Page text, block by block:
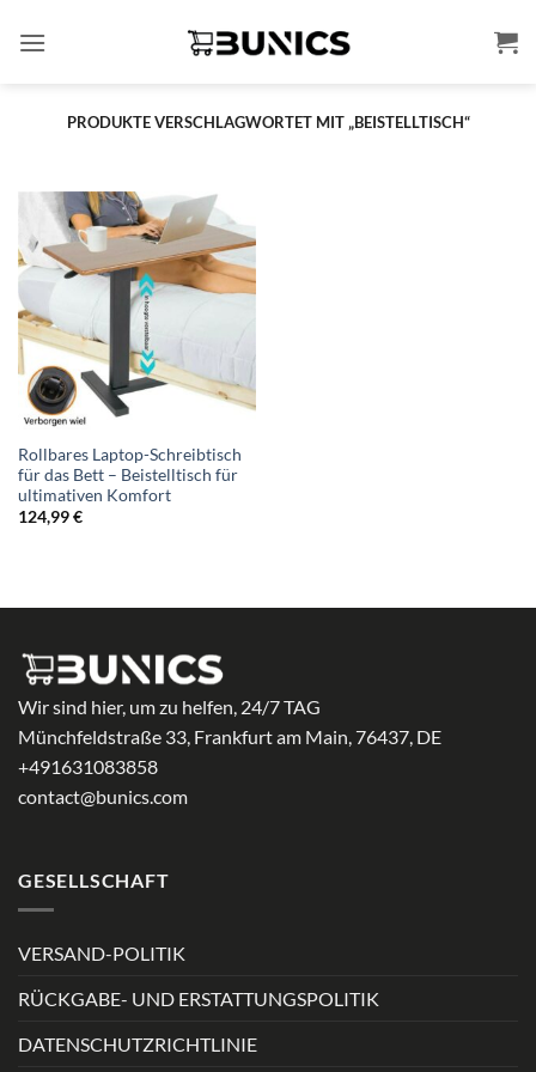
Inhalt
PRODUKTE VERSCHLAGWORTET MIT „BEISTELLTISCH“
Rollbares Laptop-Schreibtisch
für das Bett – Beistelltisch für
ultimativen Komfort
124,99€
Wir sind hier, um zu helfen, 24/7 TAG
Münchfeldstraße 33, Frankfurt am Main, 76437, DE
+491631083858
contact@bunics.com
GESELLSCHAFT
VERSAND-POLITIK
RÜCKGABE- UND ERSTATTUNGSPOLITIK
DATENSCHUTZRICHTLINIE